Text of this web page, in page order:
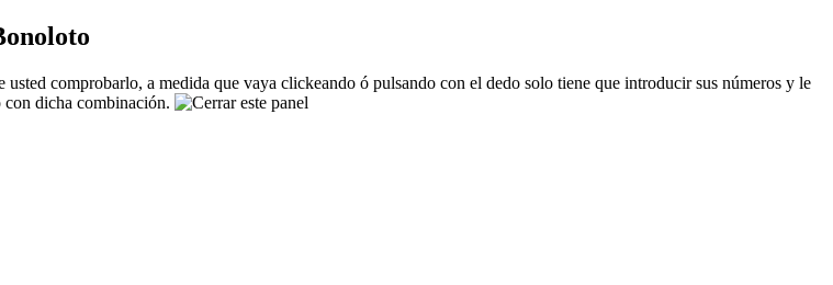
comprobarlo, a medida que vaya clickeando ó pulsando con el dedo solo tiene que introducir sus números y le
dicha combinación.